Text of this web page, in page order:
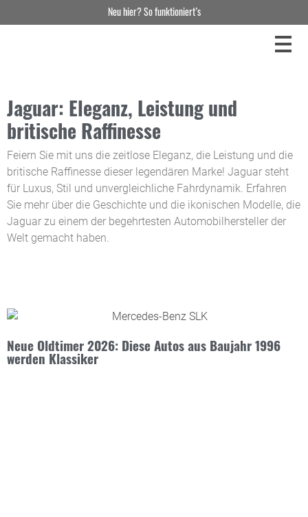
Jaguar: Eleganz, Leistung und
britische Raffinesse
Feiern Sie mit uns die zeitlose Eleganz, die Leistung und die
britische Raffinesse dieser legendären Marke! Jaguar steht
für Luxus, Stil und unvergleichliche Fahrdynamik. Erfahren
Sie mehr über die Geschichte und die ikonischen Modelle, die
Jaguar zu einem der begehrtesten Automobilhersteller der
Welt gemacht haben.
Neue Oldtimer 2026: Diese Autos aus Baujahr 1996
werden Klassiker
Neu hier? So funktioniert’s